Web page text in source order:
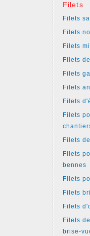
Filets
Filets
Filets
Filets
Filets
Filets
Filets
Filets
Filets
Filets
Filets
bennes
Filets
Filets
Filets
Filets
brise-